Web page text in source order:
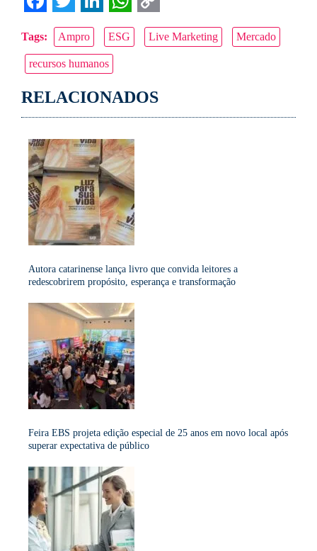
Facebook
Twitter
LinkedIn
WhatsApp
Copy
Link
Tags: Ampro ESG Live Marketing Mercado
recursos humanos
RELACIONADOS
Autora catarinense lança livro que convida leitores a
redescobrirem propósito, esperança e transformação
Feira EBS projeta edição especial de 25 anos em novo local após
superar expectativa de público